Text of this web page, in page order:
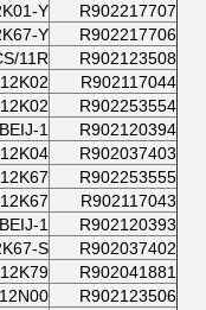
R902217707
Y
R902217706
Y
R902123508
11R
R902117044
R902253554
R902120394
1
R902037403
R902253555
R902117043
R902120393
1
R902037402
S
R902041881
R902123506